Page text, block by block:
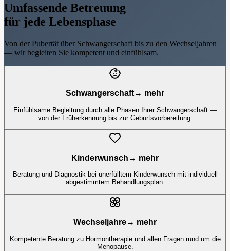
Umfassende Betreuung
für jede Lebensphase
Von der Pubertät über Schwangerschaft bis zu den Wechseljahren
— wir begleiten Sie kompetent und einfühlsam.
Schwangerschaft→ mehr
Einfühlsame Begleitung durch alle Phasen Ihrer Schwangerschaft —
von der Früherkennung bis zur Geburtsvorbereitung.
Kinderwunsch → mehr
Beratung und Diagnostik bei unerfülltem Kinderwunsch mit individuell
abgestimmtem Behandlungsplan.
Wechseljahre→ mehr
Kompetente Beratung zu Hormontherapie und allen Fragen rund um die
Menopause.